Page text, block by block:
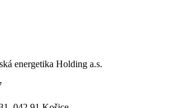
energetika Holding a.s.